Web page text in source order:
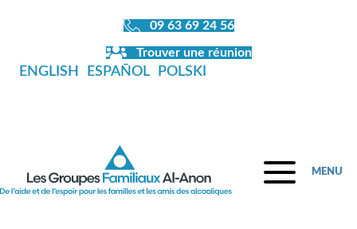
09 63 69 24 56
Trouver une réunion
ENGLISH ESPAÑOL POLSKI
MENU